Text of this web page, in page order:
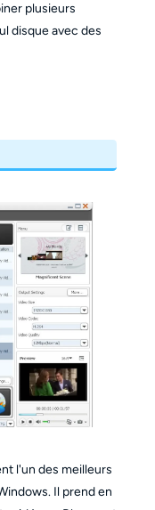
plusieurs
disque avec des
l'un des meilleurs
Il prend en